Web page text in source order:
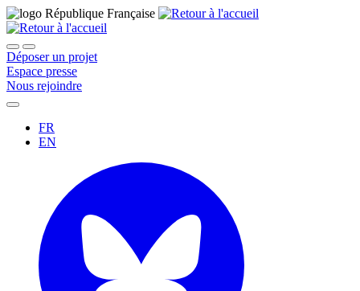
Déposer un projet
Espace presse
Nous rejoindre
FR
EN